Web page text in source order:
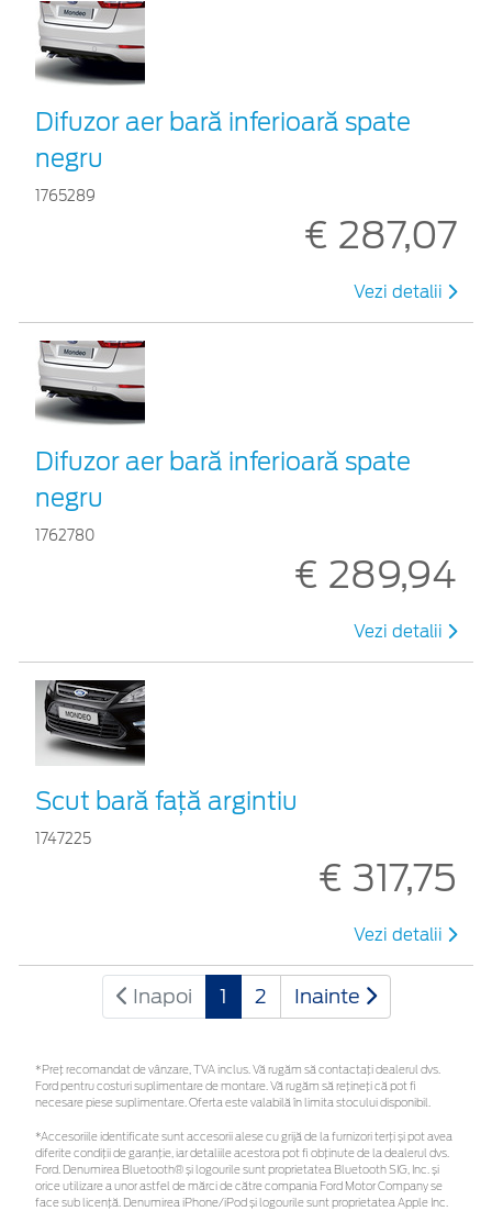
Difuzor aer bară inferioară spate
negru
1765289
€ 287,07
Vezi detalii
Difuzor aer bară inferioară spate
negru
1762780
€ 289,94
Vezi detalii
Scut bară faţă argintiu
1747225
€ 317,75
Vezi detalii
Inapoi 1 2 Inainte
*Preţ recomandat de vânzare, TVA inclus. Vă rugăm să contactaţi dealerul dvs.
Ford pentru costuri suplimentare de montare. Vă rugăm să rețineți că pot fi
necesare piese suplimentare. Oferta este valabilă în limita stocului disponibil.
*Accesoriile identificate sunt accesorii alese cu grijă de la furnizori terți și pot avea
diferite condiții de garanție, iar detaliile acestora pot fi obținute de la dealerul dvs.
Ford. Denumirea Bluetooth® și logourile sunt proprietatea Bluetooth SIG, Inc. și
orice utilizare a unor astfel de mărci de către compania Ford Motor Company se
face sub licență. Denumirea iPhone/iPod și logourile sunt proprietatea Apple Inc.